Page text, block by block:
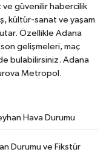
ve güvenilir habercilik
kültür-sanat ve yaşam
Özellikle Adana
gelişmeleri, maç
bulabilirsiniz. Adana
Metropol.
Hava Durumu
Durumu ve Fikstür